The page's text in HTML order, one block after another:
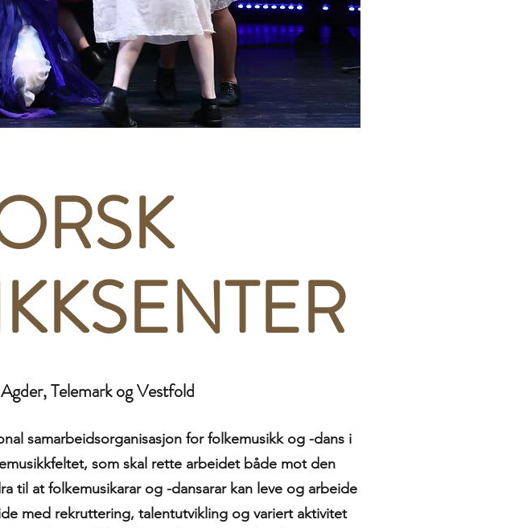
Telemark og Vestfold
samarbeidsorganisasjon for folkemusikk og -dans i
som skal rette arbeidet både mot den
til at folkemusikarar og -dansarar kan leve og arbeide
med rekruttering, talentutvikling og variert aktivitet